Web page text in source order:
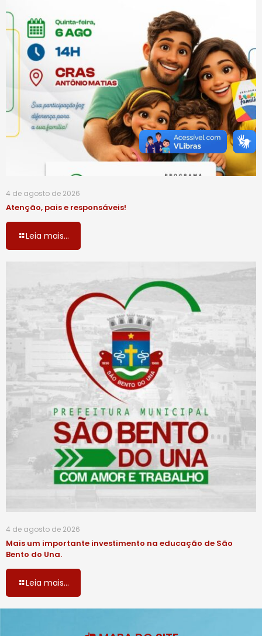
4 de agosto de 2026
Atenção, pais e responsáveis!
Leia mais...
4 de agosto de 2026
Mais um importante investimento na educação de São
Bento do Una.
Leia mais...